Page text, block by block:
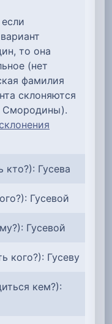
то она
(нет
фамилия
склоняются
Смородины).
Гусева
Гусевой
Гусевой
кого?): Гусеву
кем?):